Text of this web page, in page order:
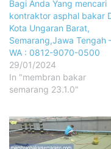
Bagi Anda Yang mencari
kontraktor asphal bakar
Kota Ungaran Barat,
Semarang,Jawa Tengah
WA : 0812-9070-0500
29/01/2024
In "membran bakar
semarang 23.1.0"